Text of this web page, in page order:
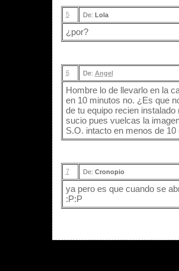
5 De: Lola
¿por?
6 De: Angel
Hombre lo de llevarlo en la
en 10 minutos no. ¿Es que
de tu equipo recien
sucio pues vuelcas la
S.O. intacto en menos de 10
7 De: Cronopio
ya pero es que cuando se
:P:P